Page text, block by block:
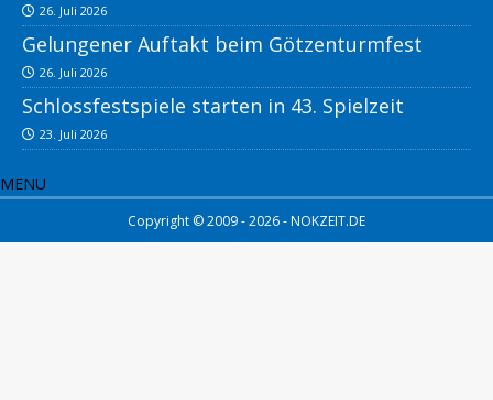
26. Juli 2026
Gelungener Auftakt beim Götzenturmfest
26. Juli 2026
Schlossfestspiele starten in 43. Spielzeit
23. Juli 2026
MENU
Copyright © 2009 - 2026 - NOKZEIT.DE